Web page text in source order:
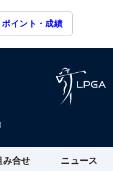
ポイント・成績
み合せ ニュース